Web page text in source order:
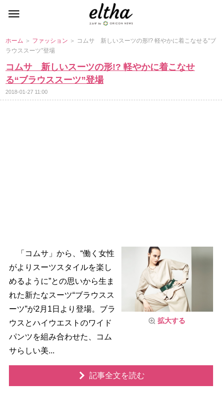
ホーム ＞ ファッション ＞ コムサ 新しいスーツの形!? 軽やかに着こなせる“ブ
ラウススーツ”登場
コムサ 新しいスーツの形!? 軽やかに着こなせ
る“ブラウススーツ”登場
2018-01-27 11:00
拡大する
「コムサ」から、“働く女性
がよりスーツスタイルを楽し
めるように”との思いから生ま
れた新たなスーツ“ブラウスス
ーツ”が2月1日より登場。ブラ
ウスとハイウエストのワイド
パンツを組み合わせた、コム
サらしい美...
記事全文を読む